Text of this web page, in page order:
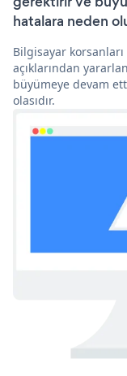
hatalara neden
Bilgisayar
açıklarından
büyümeye devam
olasıdır.